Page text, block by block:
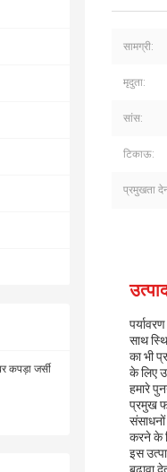
कपड़ा जर्सी
सामग्री:
मृदुता:
सांस:
टिकाऊ:
प्रमुखता
साथ
का भी
के लिए
हमारे
प्रमुख
करने के
इस